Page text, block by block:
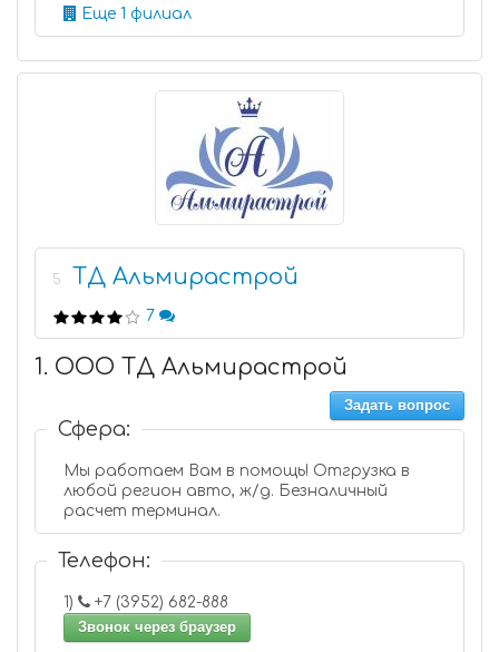
Еще 1 филиал
5 ТД Альмирастрой
7
1. ООО ТД Альмирастрой
Задать вопрос
Сфера:
Мы работаем Вам в помощь! Отгрузка в
любой регион авто, ж/д. Безналичный
расчет терминал.
Телефон:
1)
+7 (3952) 682-888
Звонок через браузер